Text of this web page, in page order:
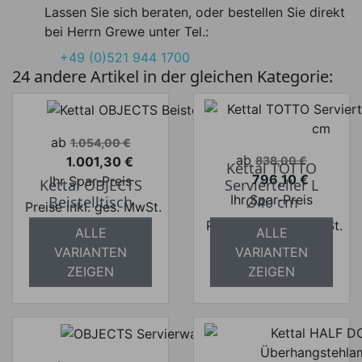
Lassen Sie sich beraten, oder bestellen Sie direkt
bei Herrn Grewe unter Tel.:
+49 (0)521 944 1700
24 andere Artikel in der gleichen Kategorie:
Verkaufspreis
ab 1.054,00 €
Preis
1.001,30 €
Ihr Spar-Preis
Preise inkl. ges. MwSt.
absolut
versandkostenfrei
Kettal OBJECTS
Beistelltisch
ALLE
VARIANTEN
ZEIGEN
Verkaufspreis
ab 838,00 €
Preis
796,10 €
Ihr Spar-Preis
Preise inkl. ges. MwSt.
absolut
versandkostenfrei
Kettal TOTTO
Servierteller L
Ø40 cm
ALLE
VARIANTEN
ZEIGEN